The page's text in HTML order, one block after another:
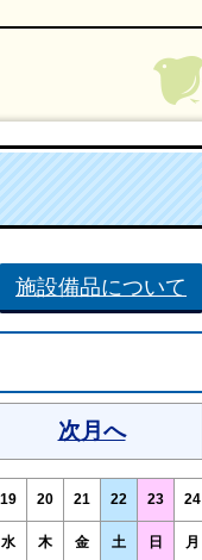
施設備品について
次月へ
19 20 21 22 23 24
水 木 金 土 日 月